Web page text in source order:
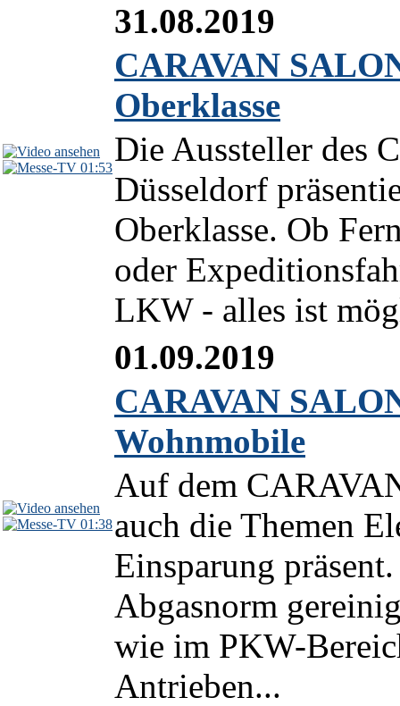
01:53
31.08.2019
CARAVAN
Oberklasse
Die Aussteller des
Düsseldorf
Oberklasse. Ob
oder
LKW - alles ist
01:38
01.09.2019
CARAVAN
Wohnmobile
Auf dem
auch die Themen
Einsparung
Abgasnorm
wie im PKW-
Antrieben...